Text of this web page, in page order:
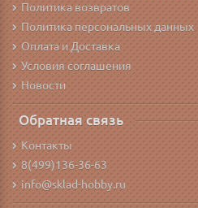
Политика возвратов
Политика персональных данных
Оплата и Доставка
Условия соглашения
Новости
Обратная связь
Контакты
8(499)136-36-63
info@sklad-hobby.ru